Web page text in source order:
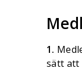
1.
sätt att